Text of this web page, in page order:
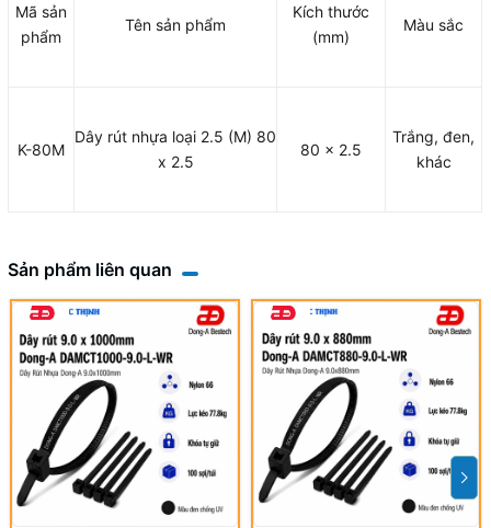
Mã sản
phẩm
Tên sản phẩm
Kích thước
(mm)
Màu sắc
K-80M
Dây rút nhựa loại 2.5 (M) 80
x 2.5
80 x 2.5
Trắng, đen,
khác
Sản phẩm liên quan